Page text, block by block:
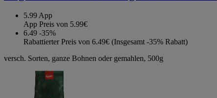
5.99 App
App Preis von 5.99€
6.49 -35%
Rabattierter Preis von 6.49€ (Insgesamt -35% Rabatt)
versch. Sorten, ganze Bohnen oder gemahlen, 500g